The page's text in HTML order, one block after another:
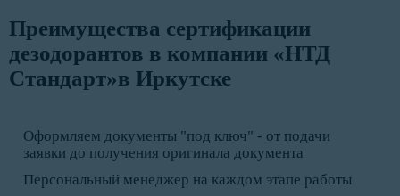
Преимущества сертификации
дезодорантов в компании «НТД
Стандарт»в Иркутске
Оформляем документы "под ключ" - от подачи
заявки до получения оригинала документа
Персональный менеджер на каждом этапе работы